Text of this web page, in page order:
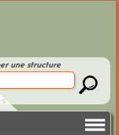
une structure